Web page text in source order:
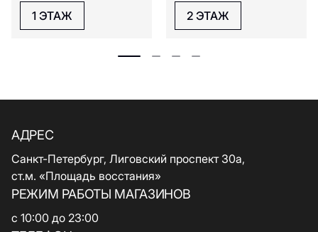
1 ЭТАЖ 2 ЭТАЖ
АДРЕС
Санкт-Петербург, Лиговский проспект 30а,
ст.м. «Площадь восстания»
РЕЖИМ РАБОТЫ МАГАЗИНОВ
с 10:00 до 23:00